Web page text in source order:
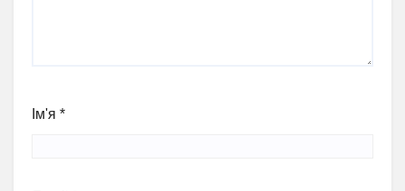
Ім'я *